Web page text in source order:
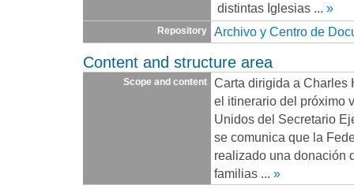
distintas Iglesias ... »
Repository Archivo y Centro de
Content and structure area
Scope and content
Carta dirigida a Charles
el itinerario del próximo
Unidos del Secretario
se comunica que la
realizado una donación
familias
»